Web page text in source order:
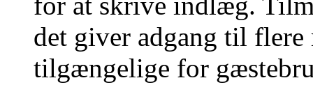
det giver adgang til
tilgængelige for